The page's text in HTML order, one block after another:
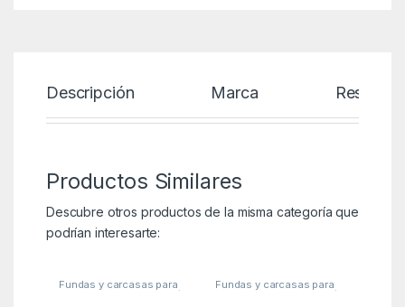
Descripción Marca Reseñas
Productos Similares
Descubre otros productos de la misma categoría que
podrían interesarte:
Fundas y carcasas para
Telefonía
Fundas y carcasas para
Telefonía